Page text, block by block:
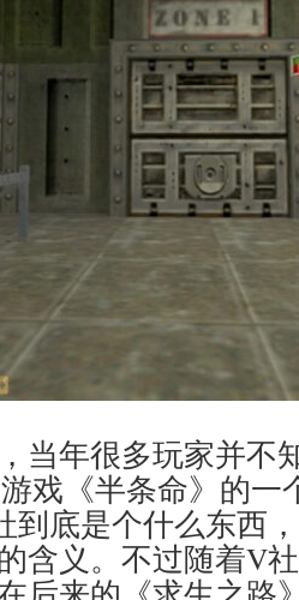
当年很多玩家并不
戏《半条命》的
到底是个什么东西
含义。不过随着V